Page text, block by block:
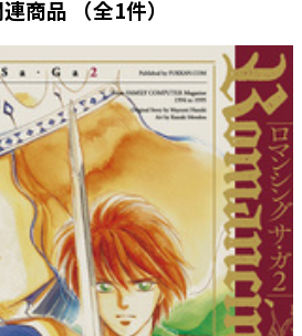
商品 （全1件）